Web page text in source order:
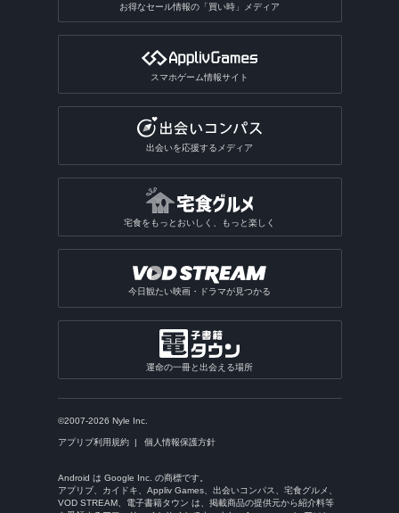
お得なセール情報の「買い時」メディア
スマホゲーム情報サイト
出会いを応援するメディア
宅食をもっとおいしく、もっと楽しく
今日観たい映画・ドラマが見つかる
運命の一冊と出会える場所
©2007-2026 Nyle Inc.
アプリブ利用規約 個人情報保護方針
Android は Google Inc. の商標です。
アプリブ、カイドキ、Appliv Games、出会いコンパス、宅食グルメ、
VOD STREAM、電子書籍タウン は、掲載商品の提供元から紹介料等